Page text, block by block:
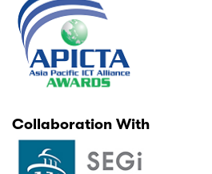
Collaboration With